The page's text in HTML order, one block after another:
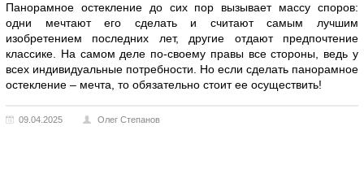
Панорамное остекление до сих пор вызывает массу споров:
одни мечтают его сделать и считают самым лучшим
изобретением последних лет, другие отдают предпочтение
классике. На самом деле по-своему правы все стороны, ведь у
всех индивидуальные потребности. Но если сделать панорамное
остекление – мечта, то обязательно стоит ее осуществить!
09.04.2025 Олег Степанов